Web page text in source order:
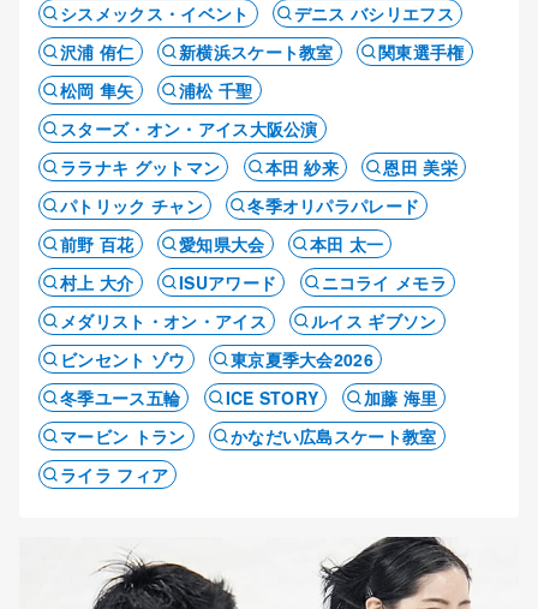
シスメックス・イベント
デニス バシリエフス
沢浦 侑仁
新横浜スケート教室
関東選手権
松岡 隼矢
浦松 千聖
スターズ・オン・アイス大阪公演
ララナキ グットマン
本田 紗来
恩田 美栄
パトリック チャン
冬季オリパラパレード
前野 百花
愛知県大会
本田 太一
村上 大介
ISUアワード
ニコライ メモラ
メダリスト・オン・アイス
ルイス ギブソン
ビンセント ゾウ
東京夏季大会2026
冬季ユース五輪
ICE STORY
加藤 海里
マービン トラン
かなだい広島スケート教室
ライラ フィア